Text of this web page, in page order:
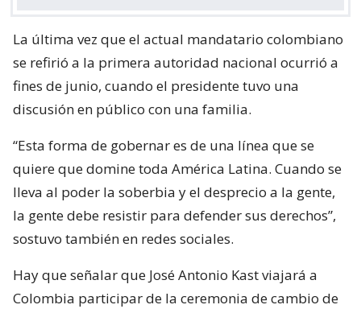
La última vez que el actual mandatario colombiano
se refirió a la primera autoridad nacional ocurrió a
fines de junio, cuando el presidente tuvo una
discusión en público con una familia.
“Esta forma de gobernar es de una línea que se
quiere que domine toda América Latina. Cuando se
lleva al poder la soberbia y el desprecio a la gente,
la gente debe resistir para defender sus derechos”,
sostuvo también en redes sociales.
Hay que señalar que José Antonio Kast viajará a
Colombia participar de la ceremonia de cambio de